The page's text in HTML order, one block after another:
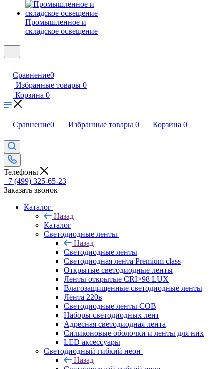
Промышленное и
складское освещение
Сравнение0
Избранные товары 0
Корзина 0
Сравнение0 Избранные товары 0 Корзина 0
Телефоны
+7 (499) 325-65-23
Заказать звонок
Каталог
Назад
Каталог
Светодиодные ленты
Назад
Светодиодные ленты
Светодиодная лента Premium class
Открытые светодиодные ленты
Ленты открытые CRI>98 LUX
Влагозащищенные светодиодные ленты
Лента 220в
Светодиодные ленты COB
Наборы светодиодных лент
Адресная светодиодная лента
Силиконовые оболочки и ленты для них
LED аксессуары
Светодиодный гибкий неон
Назад